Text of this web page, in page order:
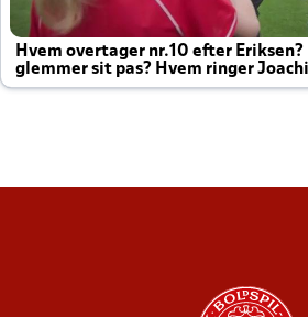
Hvem overtager nr.10 efter Eriksen?
glemmer sit pas? Hvem ringer
altid til efter kampe?